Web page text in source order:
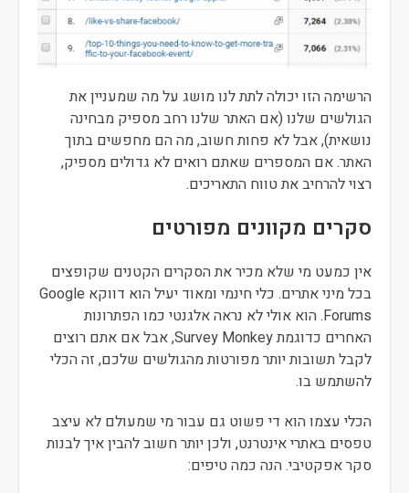
הרשימה הזו יכולה לתת לנו מושג על מה שמעניין את
הגולשים שלנו (אם האתר שלנו רחב מספיק מבחינה
נושאית), אבל לא פחות חשוב, מה הם מחפשים בתוך
האתר. אם המספרים שאתם רואים לא גדולים מספיק,
רצוי להרחיב את טווח התאריכים.
סקרים מקוונים מפורטים
אין כמעט מי שלא מכיר את הסקרים הקטנים שקופצים
בכל מיני אתרים. כלי חינמי ומאוד יעיל הוא דווקא Google
Forums. הוא אולי לא נראה אלגנטי כמו הפתרונות
האחרים כדוגמת Survey Monkey, אבל אם אתם רוצים
לקבל תשובות יותר מפורטות מהגולשים שלכם, זה הכלי
להשתמש בו.
הכלי עצמו הוא די פשוט גם עבור מי שמעולם לא עיצב
טפסים באתרי אינטרנט, ולכן יותר חשוב להבין איך לבנות
סקר אפקטיבי. הנה כמה טיפים: